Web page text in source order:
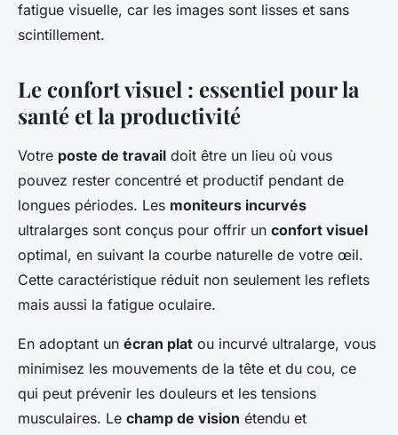
fatigue visuelle, car les images sont lisses et sans
scintillement.
Le confort visuel : essentiel pour la
santé et la productivité
Votre poste de travail doit être un lieu où vous
pouvez rester concentré et productif pendant de
longues périodes. Les moniteurs incurvés
ultralarges sont conçus pour offrir un confort visuel
optimal, en suivant la courbe naturelle de votre œil.
Cette caractéristique réduit non seulement les reflets
mais aussi la fatigue oculaire.
En adoptant un écran plat ou incurvé ultralarge, vous
minimisez les mouvements de la tête et du cou, ce
qui peut prévenir les douleurs et les tensions
musculaires. Le champ de vision étendu et